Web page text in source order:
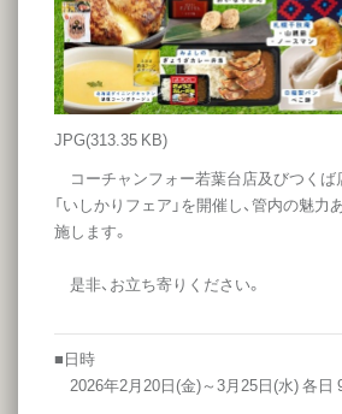
JPG(313.35 KB)
コーチャンフォー若葉台店及びつくば
「いしかりフェア」を開催し、管内の魅
施します。
是非、お立ち寄りください。
■日時
2026年2月20日(金)～3月25日(水) 各日